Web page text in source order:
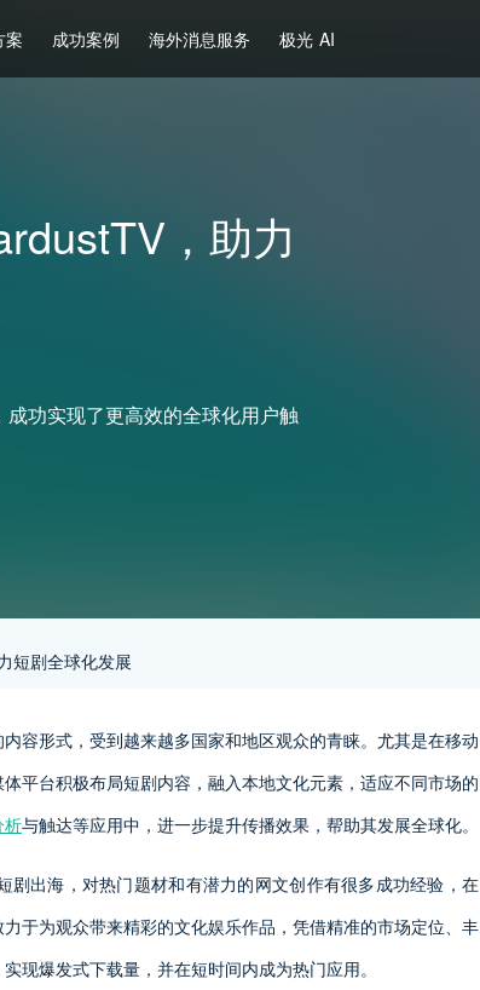
案 成功案例 海外消息服务 极光 AI
，助力
功实现了更高效的全球化用户触
短剧全球化发展
容形式，受到越来越多国家和地区观众的青睐。尤其是在移动
平台积极布局短剧内容，融入本地文化元素，适应不同市场的
析与触达等应用中，进一步提升传播效果，帮助其发展全球化。
出海，对热门题材和有潜力的网文创作有很多成功经验，在
于为观众带来精彩的文化娱乐作品，凭借精准的市场定位、丰
现爆发式下载量，并在短时间内成为热门应用。